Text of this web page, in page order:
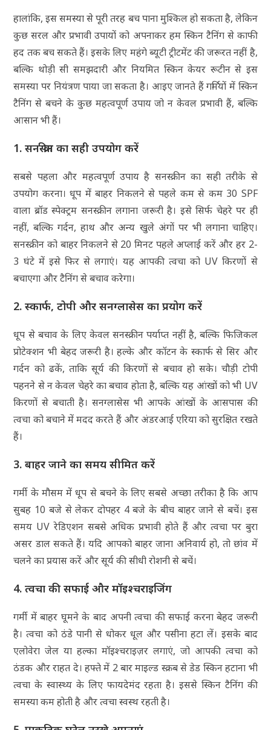
हालांकि, इस समस्या से पूरी तरह बच पाना मुश्किल हो सकता है, लेकिन
कुछ सरल और प्रभावी उपायों को अपनाकर हम स्किन टैनिंग से काफी
हद तक बच सकते हैं। इसके लिए महंगे ब्यूटी ट्रीटमेंट की जरूरत नहीं है,
बल्कि थोड़ी सी समझदारी और नियमित स्किन केयर रूटीन से इस
समस्या पर नियंत्रण पाया जा सकता है। आइए जानते हैं गर्मियों में स्किन
टैनिंग से बचने के कुछ महत्वपूर्ण उपाय जो न केवल प्रभावी हैं, बल्कि
आसान भी हैं।
1. सनस्क्रीन का सही उपयोग करें
सबसे पहला और महत्वपूर्ण उपाय है सनस्क्रीन का सही तरीके से
उपयोग करना। धूप में बाहर निकलने से पहले कम से कम 30 SPF
वाला ब्रॉड स्पेक्ट्रम सनस्क्रीन लगाना जरूरी है। इसे सिर्फ चेहरे पर ही
नहीं, बल्कि गर्दन, हाथ और अन्य खुले अंगों पर भी लगाना चाहिए।
सनस्क्रीन को बाहर निकलने से 20 मिनट पहले अप्लाई करें और हर 2-
3 घंटे में इसे फिर से लगाएं। यह आपकी त्वचा को UV किरणों से
बचाएगा और टैनिंग से बचाव करेगा।
2. स्कार्फ, टोपी और सनग्लासेस का प्रयोग करें
धूप से बचाव के लिए केवल सनस्क्रीन पर्याप्त नहीं है, बल्कि फिजिकल
प्रोटेक्शन भी बेहद जरूरी है। हल्के और कॉटन के स्कार्फ से सिर और
गर्दन को ढकें, ताकि सूर्य की किरणों से बचाव हो सके। चौड़ी टोपी
पहनने से न केवल चेहरे का बचाव होता है, बल्कि यह आंखों को भी UV
किरणों से बचाती है। सनग्लासेस भी आपके आंखों के आसपास की
त्वचा को बचाने में मदद करते हैं और अंडरआई एरिया को सुरक्षित रखते
हैं।
3. बाहर जाने का समय सीमित करें
गर्मी के मौसम में धूप से बचने के लिए सबसे अच्छा तरीका है कि आप
सुबह 10 बजे से लेकर दोपहर 4 बजे के बीच बाहर जाने से बचें। इस
समय UV रेडिएशन सबसे अधिक प्रभावी होते हैं और त्वचा पर बुरा
असर डाल सकते हैं। यदि आपको बाहर जाना अनिवार्य हो, तो छांव में
चलने का प्रयास करें और सूर्य की सीधी रोशनी से बचें।
4. त्वचा की सफाई और मॉइश्चराइजिंग
गर्मी में बाहर घूमने के बाद अपनी त्वचा की सफाई करना बेहद जरूरी
है। त्वचा को ठंडे पानी से धोकर धूल और पसीना हटा लें। इसके बाद
एलोवेरा जेल या हल्का मॉइश्चराइज़र लगाएं, जो आपकी त्वचा को
ठंडक और राहत दे। हफ्ते में 2 बार माइल्ड स्क्रब से डेड स्किन हटाना भी
त्वचा के स्वास्थ्य के लिए फायदेमंद रहता है। इससे स्किन टैनिंग की
समस्या कम होती है और त्वचा स्वस्थ रहती है।